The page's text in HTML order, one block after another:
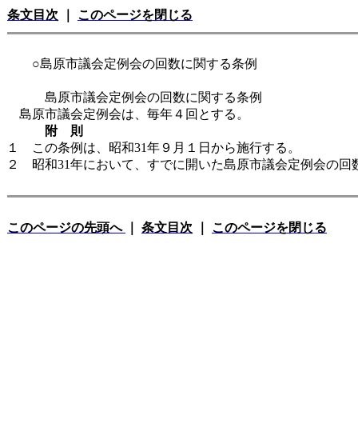
条文目次 このページを閉じる
○島原市議会定例会の回数に関する条例
島原市議会定例会の回数に関する条例
島原市議会定例会は、毎年４回とする。
附 則
１ この条例は、昭和31年９月１日から施行する。
２ 昭和31年において、すでに開いた島原市議会定例会の
このページの先頭へ 条文目次 このページを閉じる